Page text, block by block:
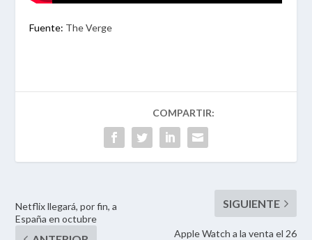
Fuente: The Verge
Netflix llegará, por fin, a
España en octubre
Apple Watch a la venta el 26